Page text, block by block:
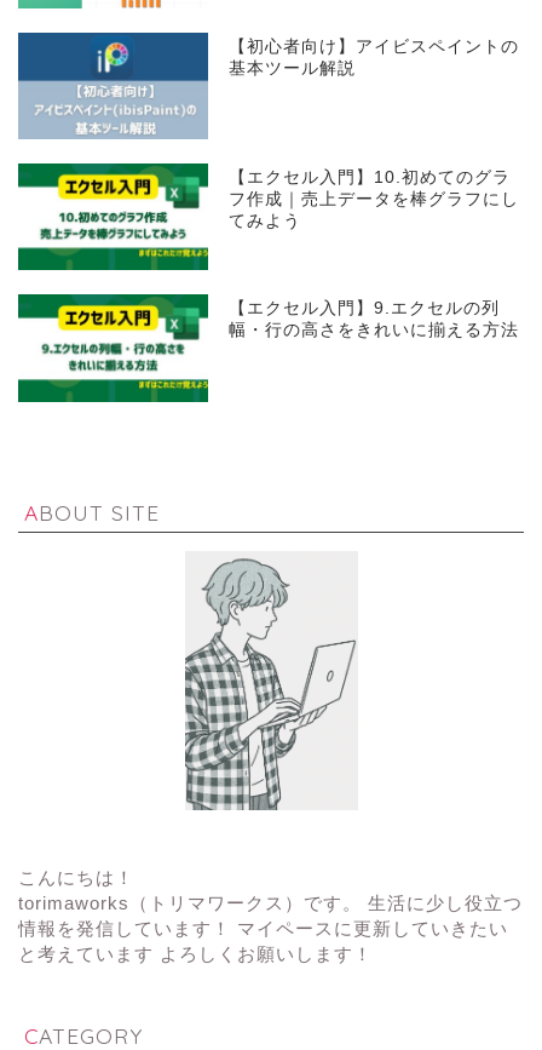
【初心者向け】アイビスペイントの
基本ツール解説
【エクセル入門】10.初めてのグラ
フ作成｜売上データを棒グラフにし
てみよう
【エクセル入門】9.エクセルの列
幅・行の高さをきれいに揃える方法
ABOUT SITE
こんにちは！
torimaworks（トリマワークス）です。 生活に少し役立つ
情報を発信しています！ マイペースに更新していきたい
と考えています よろしくお願いします！
CATEGORY